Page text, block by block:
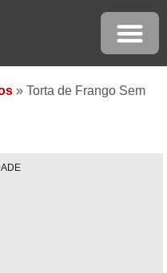
» Torta de Frango Sem